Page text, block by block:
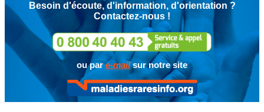
Besoin d'écoute, d'information, d'orientation ?
Contactez-nous !
ou pare-mailsur notre site